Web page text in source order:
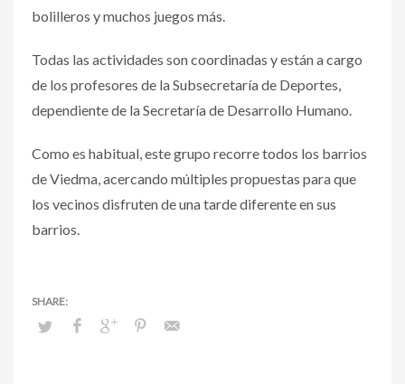
bolilleros y muchos juegos más.
Todas las actividades son coordinadas y están a cargo
de los profesores de la Subsecretaría de Deportes,
dependiente de la Secretaría de Desarrollo Humano.
Como es habitual, este grupo recorre todos los barrios
de Viedma, acercando múltiples propuestas para que
los vecinos disfruten de una tarde diferente en sus
barrios.